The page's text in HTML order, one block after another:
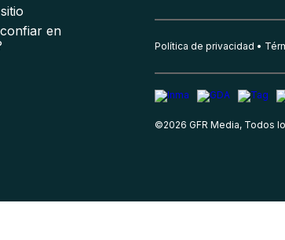
en
Política de privacidad
©2026 GFR Media, Todos